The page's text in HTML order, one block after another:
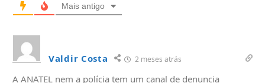
Mais antigo
Valdir Costa 2 meses atrás
A ANATEL nem a polícia tem um canal de denuncia